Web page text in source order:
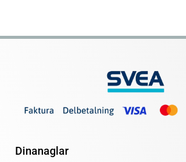
Dinanaglar